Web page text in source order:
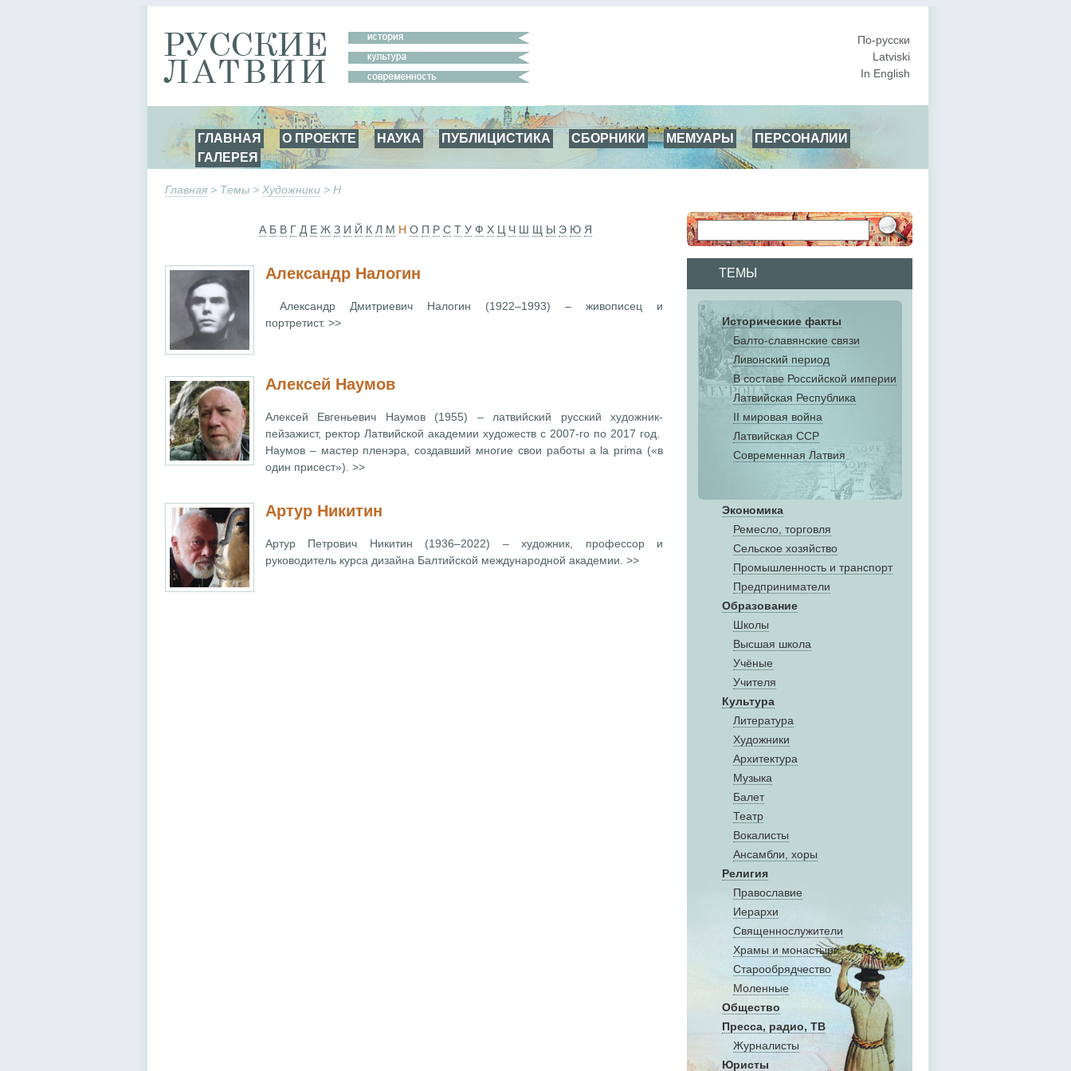
По-русски
Latviski
In English
ГЛАВНАЯ О ПРОЕКТЕ НАУКА ПУБЛИЦИСТИКА СБОРНИКИ МЕМУАРЫ
ПЕРСОНАЛИИ
ГАЛЕРЕЯ
Главная > Темы > Художники > Н
ТЕМЫ
Исторические факты
Балто-славянские связи
Ливонский период
В составе Российской империи
Латвийская Республика
II мировая война
Латвийская ССР
Современная Латвия
Экономика
Ремесло, торговля
Сельское хозяйство
Промышленность и транспорт
Предприниматели
Образование
Школы
Высшая школа
Учёные
Учителя
Культура
Литература
Художники
Aрхитектура
Музыка
Балет
Театр
Вокалисты
Aнсамбли, хоры
Религия
Православие
Иерархи
Священнослужители
Храмы и монастыри
Старообрядчество
Моленные
Общество
Пресса, радио, ТВ
Журналисты
Юристы
А Б В Г Д Е Ж З И Й К Л М Н О П Р С Т У Ф Х Ц Ч Ш Щ Ы Э Ю Я
Александр Налогин
Александр Дмитриевич Налогин (1922–1993) – живописец и
портретист. >>
Алексей Наумов
Алексей Евгеньевич Наумов (1955) – латвийский русский художник-
пейзажист, ректор Латвийской академии художеств с 2007-го по 2017 год.
Наумов – мастер пленэра, создавший многие свои работы а la prima («в
один присест»). >>
Артур Никитин
Артур Петрович Никитин (1936–2022) – художник, профессор и
руководитель курса дизайна Балтийской международной академии. >>